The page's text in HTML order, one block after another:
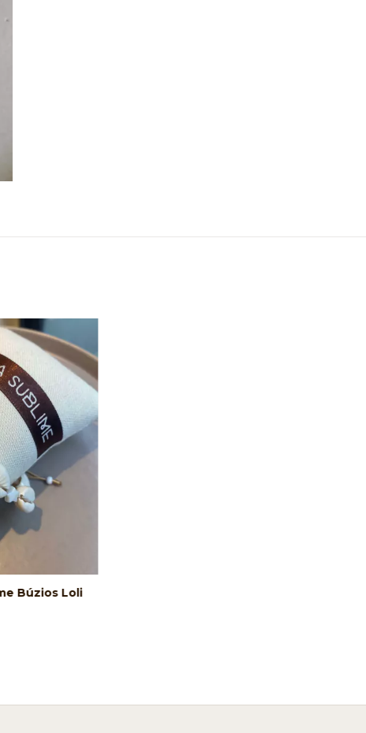
Búzios Loli